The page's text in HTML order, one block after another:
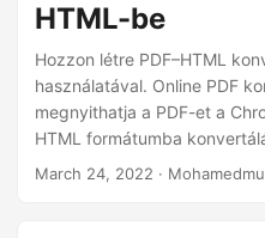
HTML-be
Hozzon létre PDF–HTML
használatával. Online PDF
megnyithatja a PDF-et a
HTML formátumba
pdftohtml
March 24, 2022 ·